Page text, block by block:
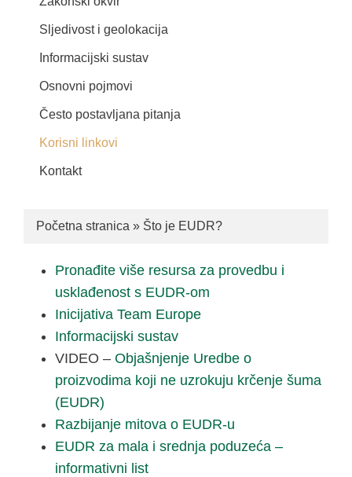
Sljedivost i geolokacija
Informacijski sustav
Osnovni pojmovi
Često postavljana pitanja
Korisni linkovi
Kontakt
Početna stranica » Što je EUDR?
Pronađite više resursa za provedbu i
usklađenost s EUDR-om
Inicijativa Team Europe
Informacijski sustav
VIDEO – Objašnjenje Uredbe o
proizvodima koji ne uzrokuju krčenje šuma
(EUDR)
Razbijanje mitova o EUDR-u
EUDR za mala i srednja poduzeća –
informativni list